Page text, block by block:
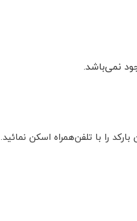
نمی‌باشد.
را با تلفن‌همراه اسکن نمائید.